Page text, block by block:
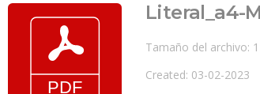
Literal_a4-
Tamaño del archivo:
Created: 03-02-2023